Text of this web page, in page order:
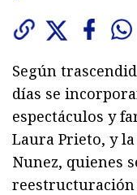
Según
días se
espectáculos y
Laura Prieto, y
Nunez, quienes
reestructuración